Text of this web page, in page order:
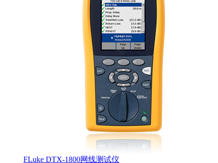
Softing认证工程师证书
FLuke DTX-1800网线测试仪